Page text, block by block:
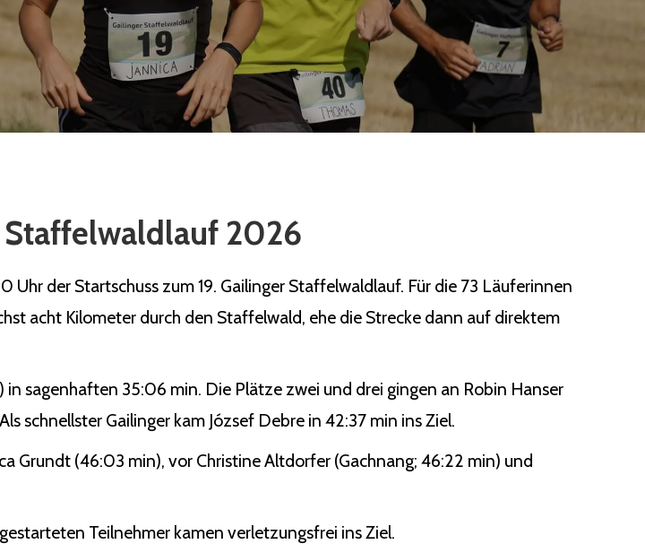
Staffelwaldlauf 2026
der Startschuss zum 19. Gailinger Staffelwaldlauf. Für die 73 Läuferinnen
acht Kilometer durch den Staffelwald, ehe die Strecke dann auf direktem
sagenhaften 35:06 min. Die Plätze zwei und drei gingen an Robin Hanser
schnellster Gailinger kam József Debre in 42:37 min ins Ziel.
Grundt (46:03 min), vor Christine Altdorfer (Gachnang; 46:22 min) und
Teilnehmer kamen verletzungsfrei ins Ziel.